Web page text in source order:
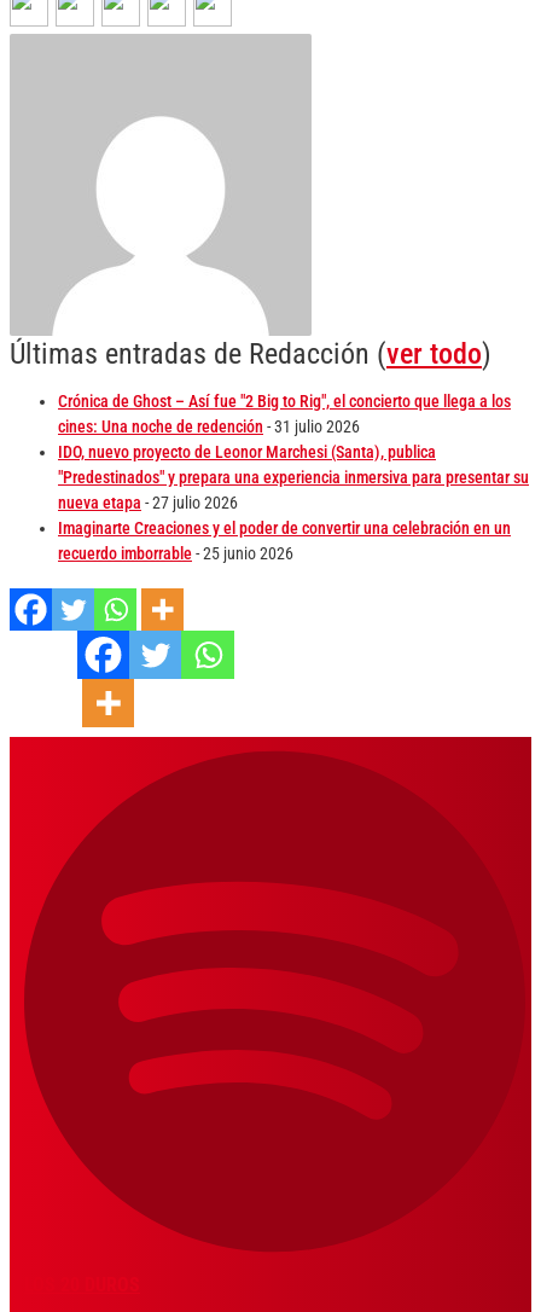
Últimas entradas de Redacción (ver todo)
Crónica de Ghost – Así fue "2 Big to Rig", el concierto que llega a los
cines: Una noche de redención - 31 julio 2026
IDO, nuevo proyecto de Leonor Marchesi (Santa), publica
"Predestinados" y prepara una experiencia inmersiva para presentar su
nueva etapa - 27 julio 2026
Imaginarte Creaciones y el poder de convertir una celebración en un
recuerdo imborrable- 25 junio 2026